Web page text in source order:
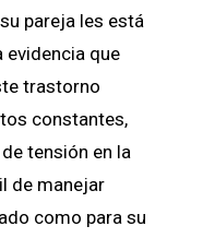
pareja les está
evidencia que
trastorno
constantes,
tensión en la
de manejar
como para su